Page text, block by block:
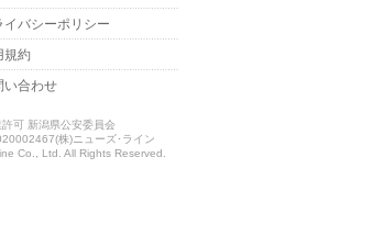
イバシーポリシー
規約
い合わせ
可 新潟県公安委員会
株)ニューズ･ライン
Co., Ltd. All Rights Reserved.